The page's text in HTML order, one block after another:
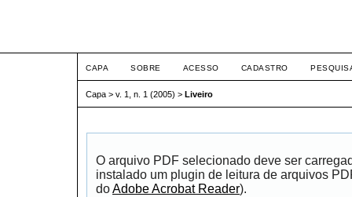
CAPA SOBRE ACESSO CADASTRO
Capa > v. 1, n. 1 (2005) > Liveiro
O arquivo PDF selecionado deve ser
instalado um plugin de leitura de arquivos
doAdobe Acrobat Reader).